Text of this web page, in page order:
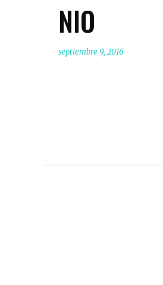
NIO
septiembre 9, 2016